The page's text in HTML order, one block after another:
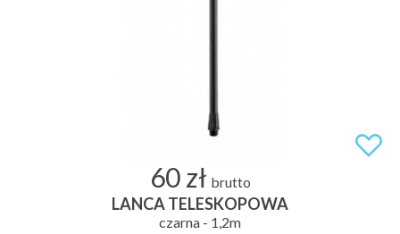
60 zł brutto
LANCA TELESKOPOWA
czarna - 1,2m